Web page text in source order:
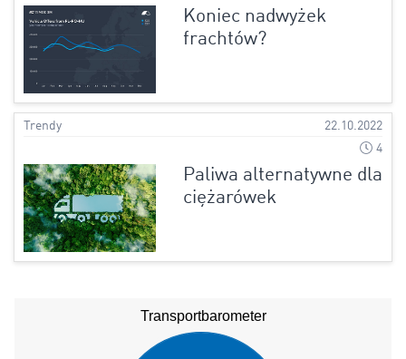
Koniec nadwyżek
frachtów?
Trendy
22.10.2022
4
Paliwa alternatywne dla
ciężarówek